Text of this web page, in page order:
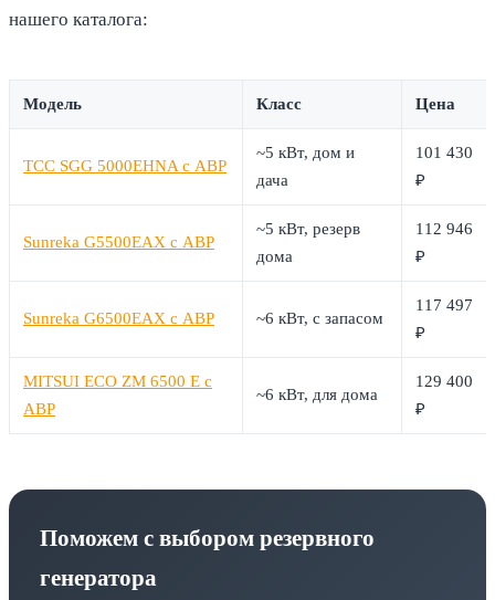
нашего каталога:
Модель Класс Цена
ТСС SGG 5000EHNA с АВР
~5 кВт, дом и
дача
101 430
₽
Sunreka G5500EAX с АВР
~5 кВт, резерв
дома
112 946
₽
Sunreka G6500EAX с АВР ~6 кВт, с запасом
117 497
₽
MITSUI ECO ZM 6500 E с
АВР
~6 кВт, для дома
129 400
₽
Поможем с выбором резервного
генератора